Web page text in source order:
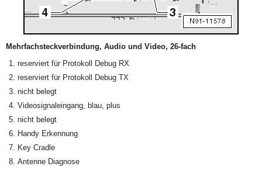
Mehrfachsteckverbindung, Audio und Video, 26-fach
reserviert für Protokoll Debug RX
reserviert für Protokoll Debug TX
nicht belegt
Videosignaleingang, blau, plus
nicht belegt
Handy Erkennung
Key Cradle
Antenne Diagnose